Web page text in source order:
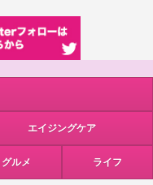
エイジングケア
グルメ ライフ